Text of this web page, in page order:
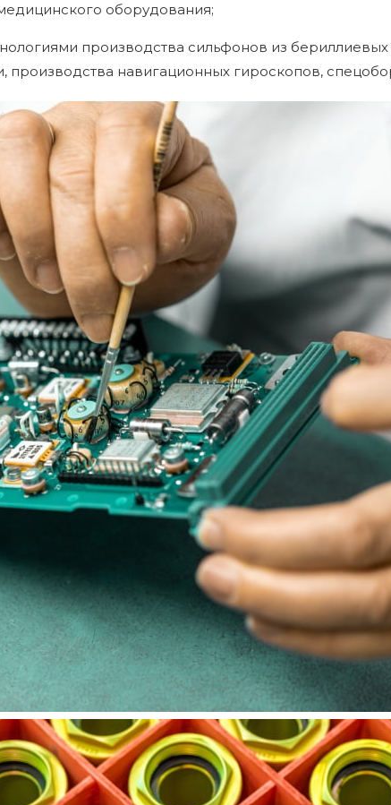
оборудования;
производства сильфонов из
производства навигационных гироскопов,